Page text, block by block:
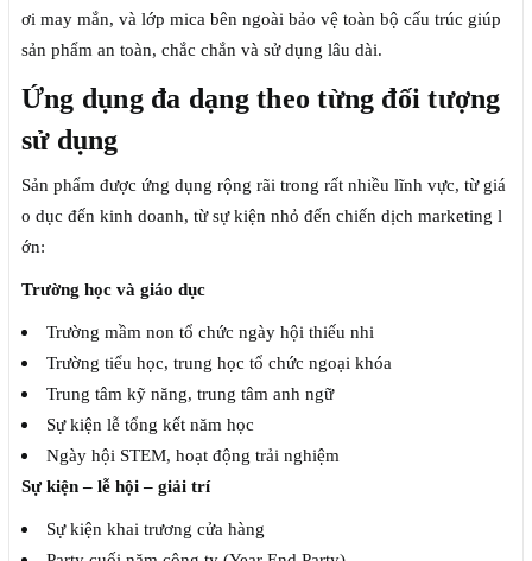
ơi may mắn, và lớp mica bên ngoài bảo vệ toàn bộ cấu trúc giúp
sản phẩm an toàn, chắc chắn và sử dụng lâu dài.
Ứng dụng đa dạng theo từng đối tượng
sử dụng
Sản phẩm được ứng dụng rộng rãi trong rất nhiều lĩnh vực, từ giá
o dục đến kinh doanh, từ sự kiện nhỏ đến chiến dịch marketing l
ớn:
Trường học và giáo dục
Trường mầm non tổ chức ngày hội thiếu nhi
Trường tiểu học, trung học tổ chức ngoại khóa
Trung tâm kỹ năng, trung tâm anh ngữ
Sự kiện lễ tổng kết năm học
Ngày hội STEM, hoạt động trải nghiệm
Sự kiện – lễ hội – giải trí
Sự kiện khai trương cửa hàng